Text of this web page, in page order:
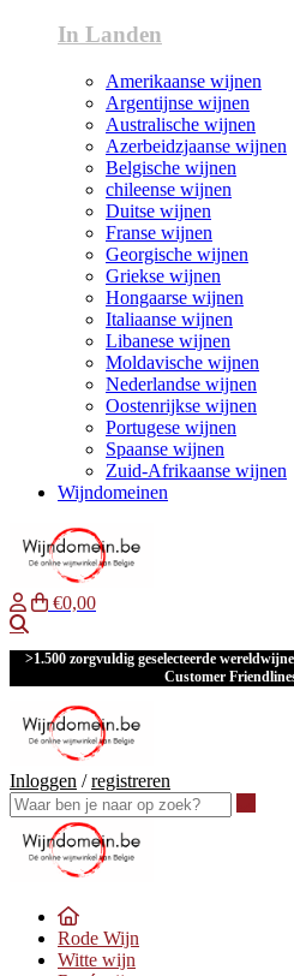
In Landen
Amerikaanse wijnen
Argentijnse wijnen
Australische wijnen
Azerbeidzjaanse wijnen
Belgische wijnen
chileense wijnen
Duitse wijnen
Franse wijnen
Georgische wijnen
Griekse wijnen
Hongaarse wijnen
Italiaanse wijnen
Libanese wijnen
Moldavische wijnen
Nederlandse wijnen
Oostenrijkse wijnen
Portugese wijnen
Spaanse wijnen
Zuid-Afrikaanse wijnen
Wijndomeinen
€0,00
>1.500 zorgvuldig geselecteerde
Customer
Inloggen /registreren
Rode Wijn
Witte wijn